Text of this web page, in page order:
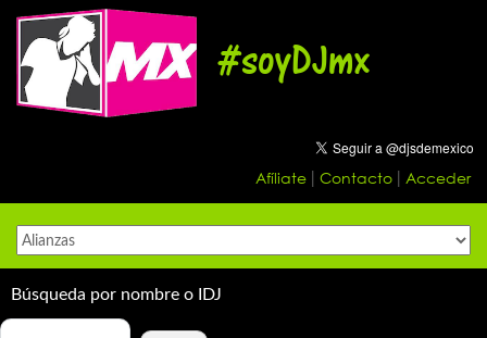
content
#soyDJmx
Afíliate Contacto Acceder
Búsqueda por nombre o IDJ